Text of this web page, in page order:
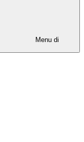
Menu di